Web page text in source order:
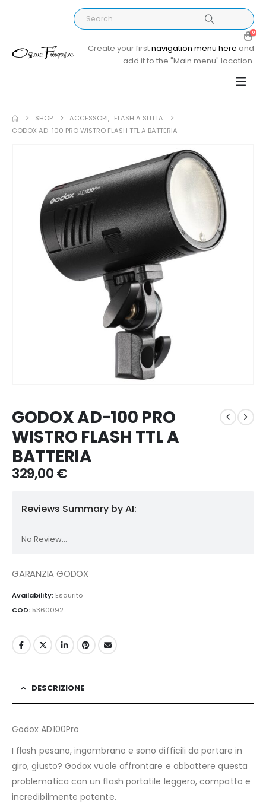
0
Create your firstnavigation menu here and
add it to the "Main menu" location.
SHOP ACCESSORI, FLASH A SLITTA
GODOX AD-100 PRO WISTRO FLASH TTL A BATTERIA
GODOX AD-100 PRO
WISTRO FLASH TTL A
BATTERIA
329,00€
Reviews Summary by AI:
No Review...
GARANZIA GODOX
Availability: Esaurito
COD: 5360092
DESCRIZIONE
Godox AD100Pro
I flash pesano, ingombrano e sono difficili da portare in
giro, giusto? Godox vuole affrontare e abbattere questa
problematica con un flash portatile leggero, compatto e
incredibilmente potente.